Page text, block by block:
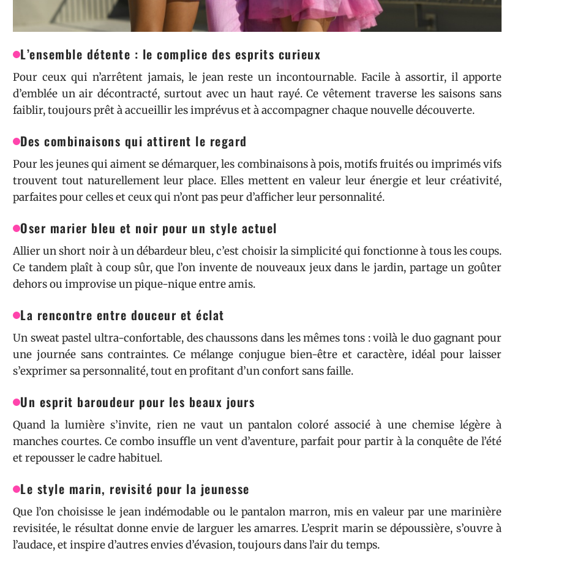
L’ensemble détente : le complice des esprits curieux
Pour ceux qui n’arrêtent jamais, le jean reste un incontournable. Facile à assortir, il apporte
d’emblée un air décontracté, surtout avec un haut rayé. Ce vêtement traverse les saisons sans
faiblir, toujours prêt à accueillir les imprévus et à accompagner chaque nouvelle découverte.
Des combinaisons qui attirent le regard
Pour les jeunes qui aiment se démarquer, les combinaisons à pois, motifs fruités ou imprimés vifs
trouvent tout naturellement leur place. Elles mettent en valeur leur énergie et leur créativité,
parfaites pour celles et ceux qui n’ont pas peur d’afficher leur personnalité.
Oser marier bleu et noir pour un style actuel
Allier un short noir à un débardeur bleu, c’est choisir la simplicité qui fonctionne à tous les coups.
Ce tandem plaît à coup sûr, que l’on invente de nouveaux jeux dans le jardin, partage un goûter
dehors ou improvise un pique-nique entre amis.
La rencontre entre douceur et éclat
Un sweat pastel ultra-confortable, des chaussons dans les mêmes tons : voilà le duo gagnant pour
une journée sans contraintes. Ce mélange conjugue bien-être et caractère, idéal pour laisser
s’exprimer sa personnalité, tout en profitant d’un confort sans faille.
Un esprit baroudeur pour les beaux jours
Quand la lumière s’invite, rien ne vaut un pantalon coloré associé à une chemise légère à
manches courtes. Ce combo insuffle un vent d’aventure, parfait pour partir à la conquête de l’été
et repousser le cadre habituel.
Le style marin, revisité pour la jeunesse
Que l’on choisisse le jean indémodable ou le pantalon marron, mis en valeur par une marinière
revisitée, le résultat donne envie de larguer les amarres. L’esprit marin se dépoussière, s’ouvre à
l’audace, et inspire d’autres envies d’évasion, toujours dans l’air du temps.